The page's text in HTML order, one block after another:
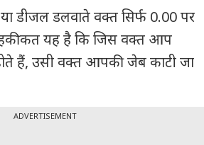
या डीजल डलवाते वक्त सिर्फ 0.00 पर
यह है कि जिस वक्त आप
हैं, उसी वक्त आपकी जेब काटी जा
ADVERTISEMENT